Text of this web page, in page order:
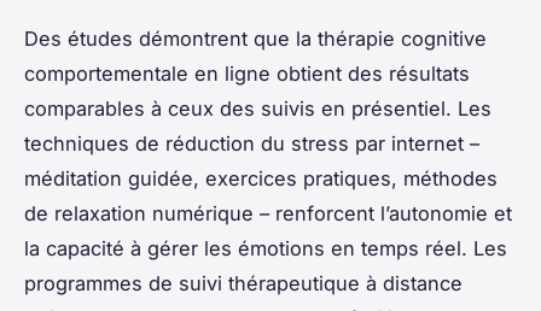
Des études démontrent que la thérapie cognitive
comportementale en ligne obtient des résultats
comparables à ceux des suivis en présentiel. Les
techniques de réduction du stress par internet –
méditation guidée, exercices pratiques, méthodes
de relaxation numérique – renforcent l’autonomie et
la capacité à gérer les émotions en temps réel. Les
programmes de suivi thérapeutique à distance